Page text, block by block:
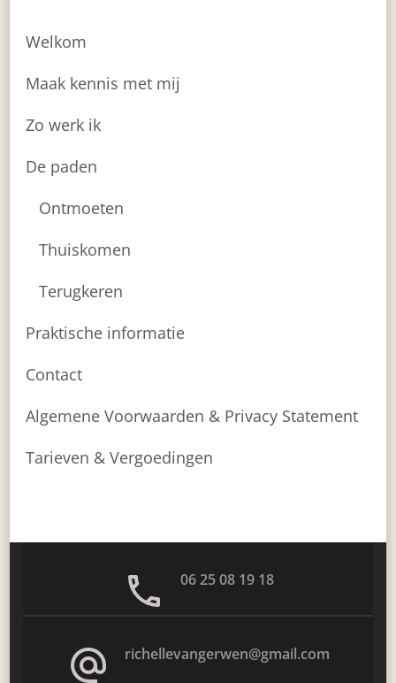
Welkom
Maak kennis met mij
Zo werk ik
De paden
Ontmoeten
Thuiskomen
Terugkeren
Praktische informatie
Contact
Algemene Voorwaarden & Privacy Statement
Tarieven & Vergoedingen
06 25 08 19 18
richellevangerwen@gmail.com